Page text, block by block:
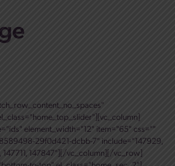
element_width="12" item="65" css=""
29f0d421-dcbb-7" include="147929,
147711, 147847"][/vc_column][/vc_row]